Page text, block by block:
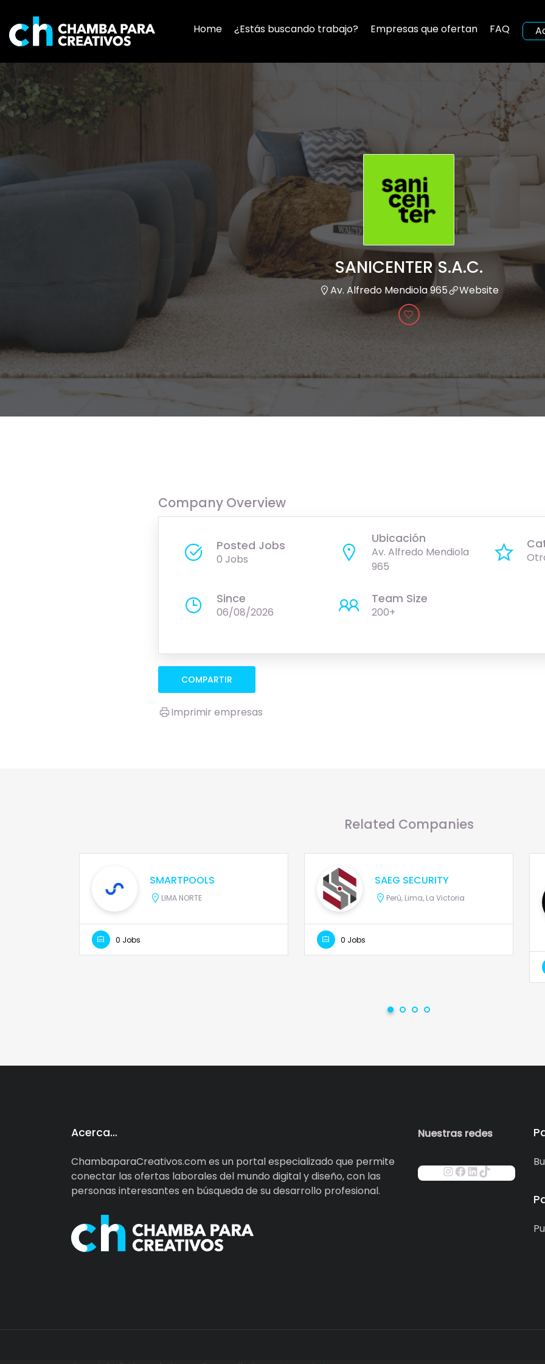
Home ¿Estás buscando trabajo? Empresas que ofertan FAQ
SANICENTER S.A.C.
Av. Alfredo Mendiola 965 Website
Company Overview
Posted Jobs
0 Jobs
Ubicación
Av. Alfredo Mendiola
965
Since
06/08/2026
Team Size
200+
COMPARTIR
Imprimir empresas
Related Companies
SMARTPOOLS
LIMA NORTE
0 Jobs
SAEG SECURITY
Perú, Lima, La Victoria
0 Jobs
Acerca…
ChambaparaCreativos.com es un portal especializado que permite
conectar las ofertas laborales del mundo digital y diseño, con las
personas interesantes en búsqueda de su desarrollo profesional.
Nuestras redes